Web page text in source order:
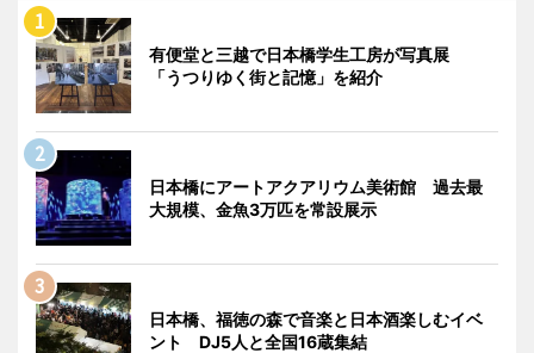
有便堂と三越で日本橋学生工房が写真展
「うつりゆく街と記憶」を紹介
日本橋にアートアクアリウム美術館 過去最
大規模、金魚3万匹を常設展示
日本橋、福徳の森で音楽と日本酒楽しむイベ
ント DJ5人と全国16蔵集結